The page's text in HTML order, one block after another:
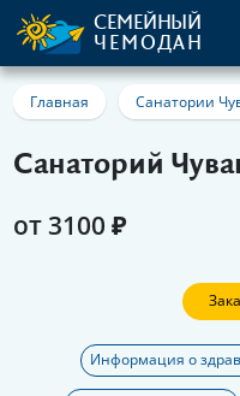
СЕМЕЙНЫЙ
ЧЕМОДАН
Главная Санатории
Санаторий
от 3100 ₽
Информация о